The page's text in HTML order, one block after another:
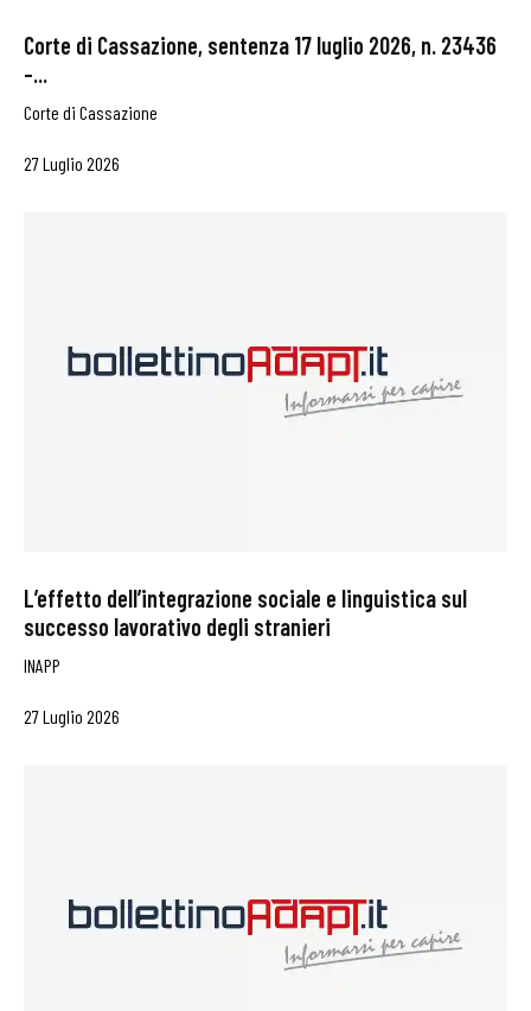
Corte di Cassazione, sentenza 17 luglio 2026, n. 23436
–...
Corte di Cassazione
27 Luglio 2026
L’effetto dell’integrazione sociale e linguistica sul
successo lavorativo degli stranieri
INAPP
27 Luglio 2026